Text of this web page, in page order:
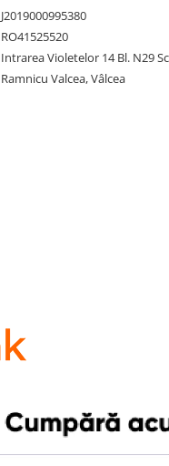
J2019000995380
RO41525520
Intrarea Violetelor 14 Bl. N29
Ramnicu Valcea, Vâlcea